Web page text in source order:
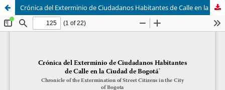
Crónica del Exterminio de Ciudadanos Habitantes de Calle en la Ciudad de Bogotá